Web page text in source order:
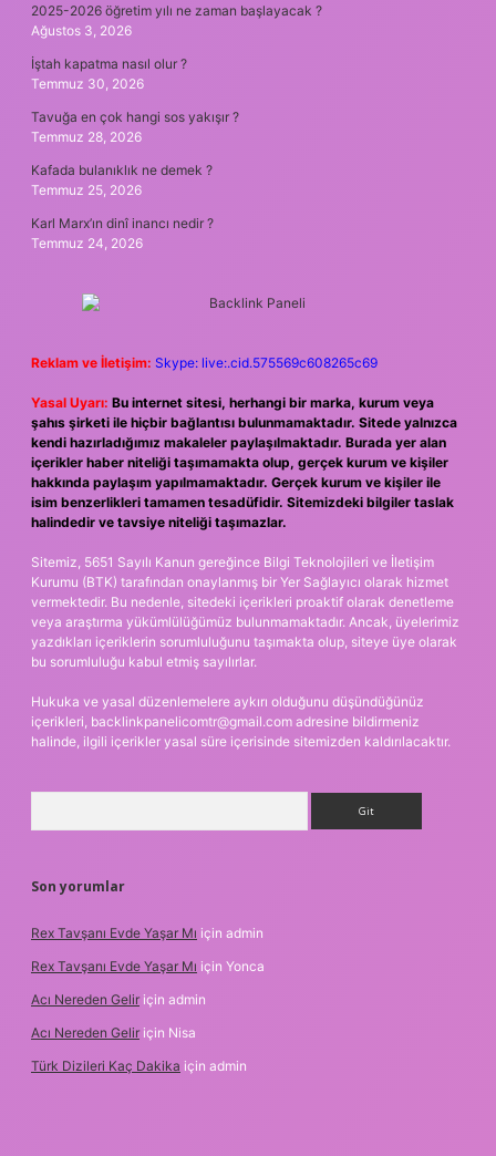
2025-2026 öğretim yılı ne zaman başlayacak ?
Ağustos 3, 2026
İştah kapatma nasıl olur ?
Temmuz 30, 2026
Tavuğa en çok hangi sos yakışır ?
Temmuz 28, 2026
Kafada bulanıklık ne demek ?
Temmuz 25, 2026
Karl Marx’ın dinî inancı nedir ?
Temmuz 24, 2026
Reklam ve İletişim: Skype: live:.cid.575569c608265c69
Yasal Uyarı: Bu internet sitesi, herhangi bir marka, kurum veya
şahıs şirketi ile hiçbir bağlantısı bulunmamaktadır. Sitede yalnızca
kendi hazırladığımız makaleler paylaşılmaktadır. Burada yer alan
içerikler haber niteliği taşımamakta olup, gerçek kurum ve kişiler
hakkında paylaşım yapılmamaktadır. Gerçek kurum ve kişiler ile
isim benzerlikleri tamamen tesadüfidir. Sitemizdeki bilgiler taslak
halindedir ve tavsiye niteliği taşımazlar.
Sitemiz, 5651 Sayılı Kanun gereğince Bilgi Teknolojileri ve İletişim
Kurumu (BTK) tarafından onaylanmış bir Yer Sağlayıcı olarak hizmet
vermektedir. Bu nedenle, sitedeki içerikleri proaktif olarak denetleme
veya araştırma yükümlülüğümüz bulunmamaktadır. Ancak, üyelerimiz
yazdıkları içeriklerin sorumluluğunu taşımakta olup, siteye üye olarak
bu sorumluluğu kabul etmiş sayılırlar.
Hukuka ve yasal düzenlemelere aykırı olduğunu düşündüğünüz
içerikleri, backlinkpanelicomtr@gmail.com adresine bildirmeniz
halinde, ilgili içerikler yasal süre içerisinde sitemizden kaldırılacaktır.
Son yorumlar
Rex Tavşanı Evde Yaşar Mı için admin
Rex Tavşanı Evde Yaşar Mı için Yonca
Acı Nereden Gelir için admin
Acı Nereden Gelir için Nisa
Türk Dizileri Kaç Dakika için admin